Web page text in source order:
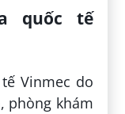
quốc tế
Vinmec do
phòng khám